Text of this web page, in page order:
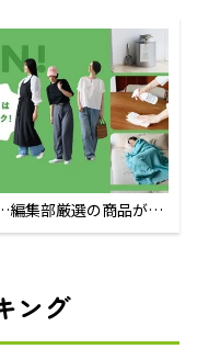
編集部厳選の商品が買
ング